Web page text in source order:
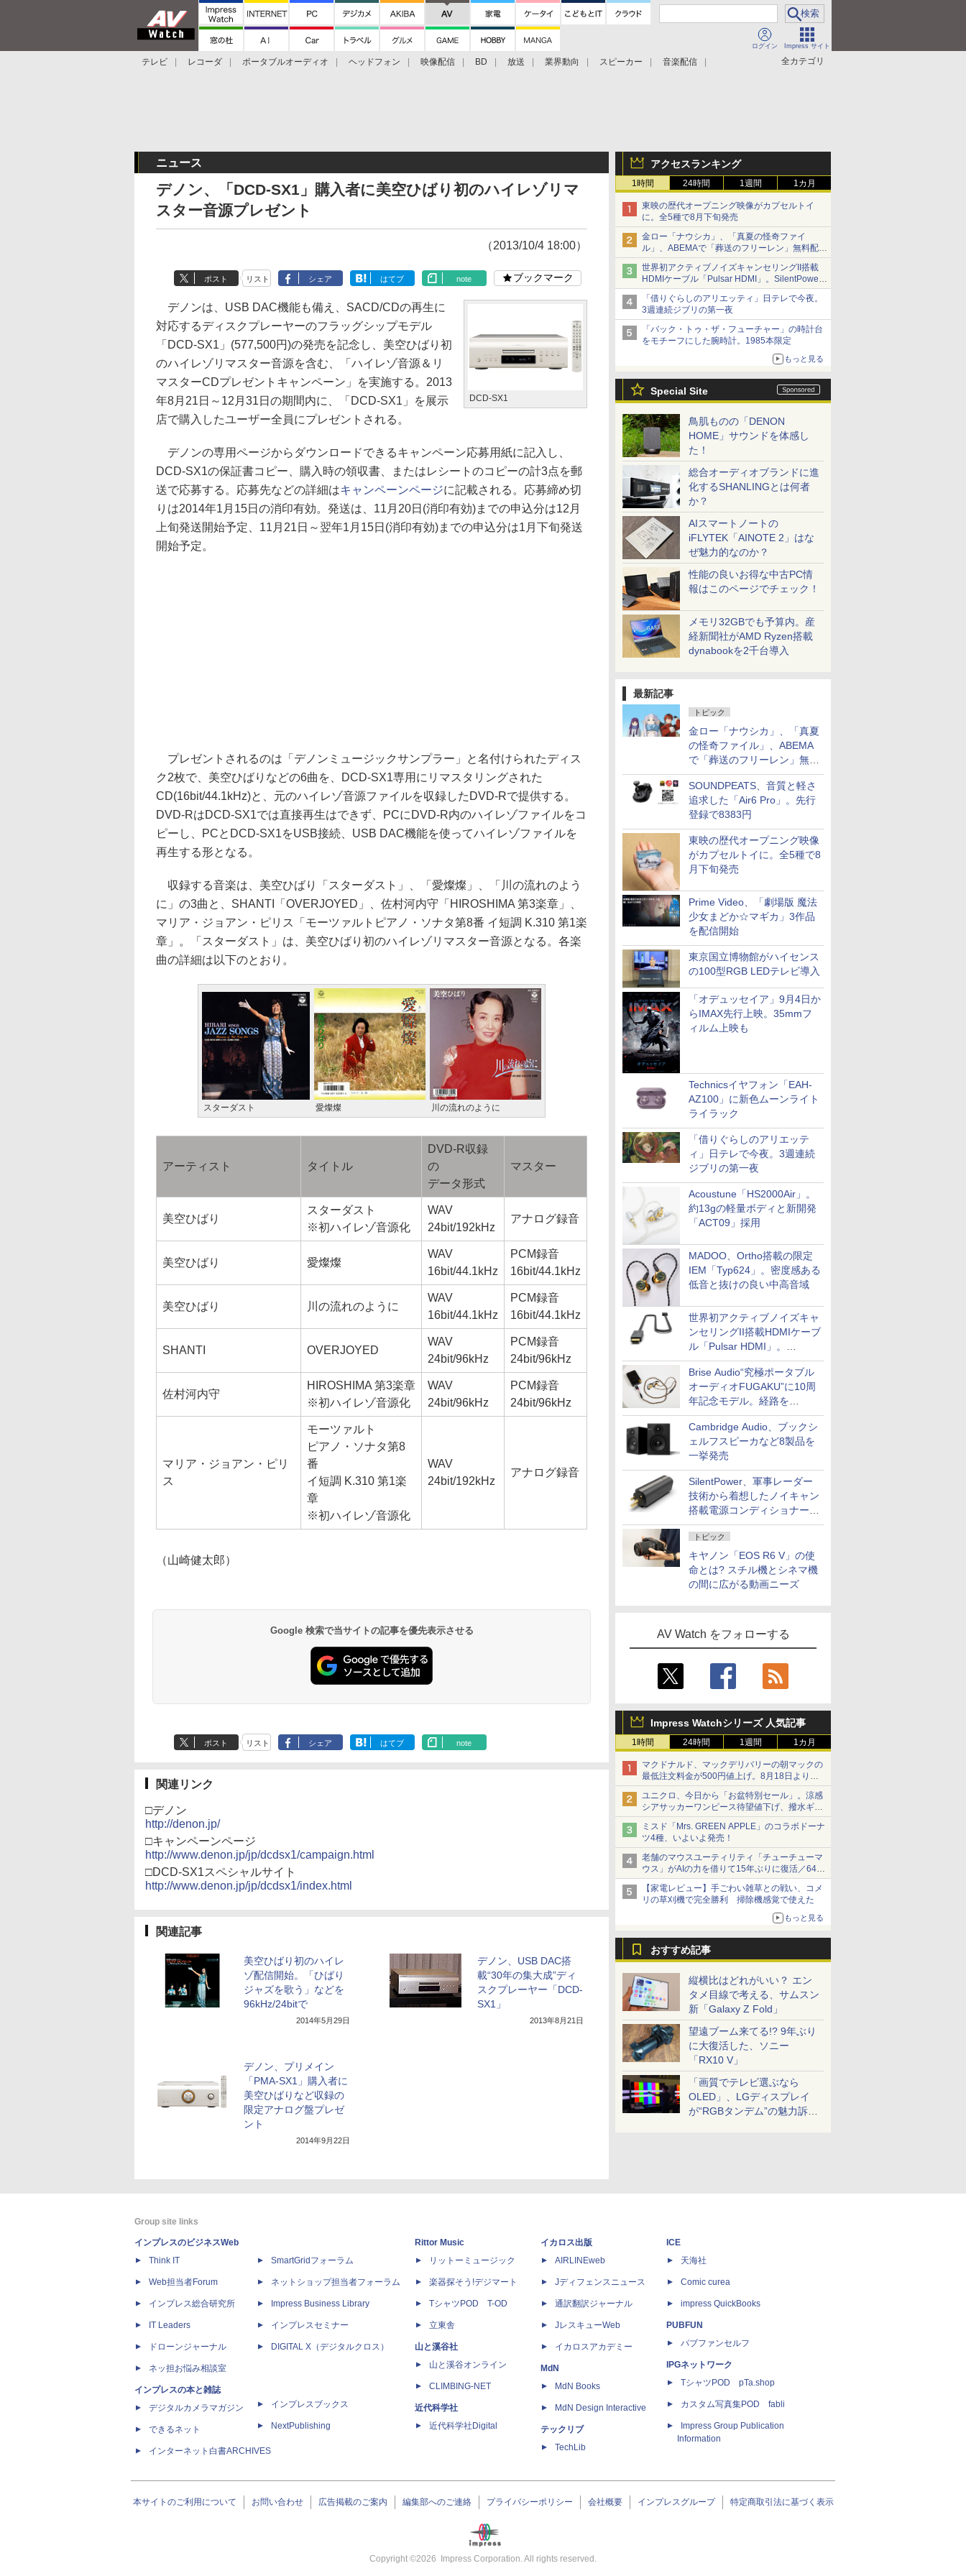
ログイン Impress サイト
全カテゴリ
テレビ レコーダ ポータブルオーディオ ヘッドフォン 映像配信 BD 放送 業界動向 スピーカー
音楽配信
アクセスランキング
1時間 24時間 1週間 1カ月
東映の歴代オープニング映像がカプセルトイ
に。全5種で8月下旬発売
金ロー「ナウシカ」、「真夏の怪奇ファイ
ル」、ABEMAで「葬送のフリーレン」無料配信
など。夏の特番・配信情報
世界初アクティブノイズキャンセリングII搭載
HDMIケーブル「Pulsar HDMI」。SilentPower
から
「借りぐらしのアリエッティ」日テレで今夜。
3週連続ジブリの第一夜
「バック・トゥ・ザ・フューチャー」の時計台
をモチーフにした腕時計。1985本限定
もっと見る
Special Site
鳥肌ものの「DENON
HOME」サウンドを体感し
た！
総合オーディオブランドに進
化するSHANLINGとは何者
か？
AIスマートノートの
iFLYTEK「AINOTE 2」はな
ぜ魅力的なのか？
性能の良いお得な中古PC情
報はこのページでチェック！
メモリ32GBでも予算内。産
経新聞社がAMD Ryzen搭載
dynabookを2千台導入
最新記事
トピック
金ロー「ナウシカ」、「真夏
の怪奇ファイル」、ABEMA
で「葬送のフリーレン」無料
配信など。夏の特番・配信情
報
SOUNDPEATS、音質と軽さ
追求した「Air6 Pro」。先行
登録で8383円
東映の歴代オープニング映像
がカプセルトイに。全5種で8
月下旬発売
Prime Video、「劇場版 魔法
少女まどか☆マギカ」3作品
を配信開始
東京国立博物館がハイセンス
の100型RGB LEDテレビ導入
「オデュッセイア」9月4日か
らIMAX先行上映。35mmフ
ィルム上映も
Technicsイヤフォン「EAH-
AZ100」に新色ムーンライト
ライラック
「借りぐらしのアリエッテ
ィ」日テレで今夜。3週連続
ジブリの第一夜
Acoustune「HS2000Air」。
約13gの軽量ボディと新開発
「ACT09」採用
MADOO、Ortho搭載の限定
IEM「Typ624」。密度感ある
低音と抜けの良い中高音域
世界初アクティブノイズキャ
ンセリングII搭載HDMIケーブ
ル「Pulsar HDMI」。
SilentPowerから
Brise Audio“究極ポータブル
オーディオFUGAKU”に10周
年記念モデル。経路を
NISHIKIで統一。400万円
Cambridge Audio、ブックシ
ェルフスピーカなど8製品を
一挙発売
SilentPower、軍事レーダー
技術から着想したノイキャン
搭載電源コンディショナー
「AC iPurifier2」
トピック
キヤノン「EOS R6 V」の使
命とは? スチル機とシネマ機
の間に広がる動画ニーズ
AV Watch をフォローする
Impress Watchシリーズ 人気記事
1時間 24時間 1週間 1カ月
マクドナルド、マックデリバリーの朝マックの
最低注文料金が500円値上げ。8月18日より
1,500円から受付
ユニクロ、今日から「お盆特別セール」。涼感
シアサッカーワンピース待望値下げ、撥水ギア
ショーツは1990円に
ミスド「Mrs. GREEN APPLE」のコラボドーナ
ツ4種、いよいよ発売！
老舗のマウスユーティリティ「チューチューマ
ウス」がAIの力を借りて15年ぶりに復活／64bit
化、Windows 10/11、「Chrome」も走り回
る。復活記念で2026年末まで500円
【家電レビュー】手ごわい雑草との戦い、コメ
リの草刈機で完全勝利 掃除機感覚で使えた
もっと見る
おすすめ記事
縦横比はどれがいい？ エン
タメ目線で考える、サムスン
新「Galaxy Z Fold」
望遠ブーム来てる!? 9年ぶり
に大復活した、ソニー
「RX10 V」
「画質でテレビ選ぶなら
OLED」、LGディスプレイ
が“RGBタンデム”の魅力訴
ニュース
デノン、「DCD-SX1」購入者に美空ひばり初のハイレゾリマ
スター音源プレゼント
（2013/10/4 18:00）
ポスト リスト シェア はてブ note ブックマーク
DCD-SX1
デノンは、USB DAC機能も備え、SACD/CDの再生に
対応するディスクプレーヤーのフラッグシップモデル
「DCD-SX1」(577,500円)の発売を記念し、美空ひばり初
のハイレゾリマスター音源を含む、「ハイレゾ音源＆リ
マスターCDプレゼントキャンペーン」を実施する。2013
年8月21日～12月31日の期間内に、「DCD-SX1」を展示
店で購入したユーザー全員にプレゼントされる。
デノンの専用ページからダウンロードできるキャンペーン応募用紙に記入し、
DCD-SX1の保証書コピー、購入時の領収書、またはレシートのコピーの計3点を郵
送で応募する。応募先などの詳細はキャンペーンページに記載される。応募締め切
りは2014年1月15日の消印有効。発送は、11月20日(消印有効)までの申込分は12月
上旬発送開始予定、11月21日～翌年1月15日(消印有効)までの申込分は1月下旬発送
開始予定。
プレゼントされるのは「デノンミュージックサンプラー」と名付けられたディス
ク2枚で、美空ひばりなどの6曲を、DCD-SX1専用にリマスタリングされた
CD(16bit/44.1kHz)と、元のハイレゾ音源ファイルを収録したDVD-Rで提供する。
DVD-RはDCD-SX1では直接再生はできず、PCにDVD-R内のハイレゾファイルをコ
ピーし、PCとDCD-SX1をUSB接続、USB DAC機能を使ってハイレゾファイルを
再生する形となる。
収録する音楽は、美空ひばり「スターダスト」、「愛燦燦」、「川の流れのよう
に」の3曲と、SHANTI「OVERJOYED」、佐村河内守「HIROSHIMA 第3楽章」、
マリア・ジョアン・ピリス「モーツァルトピアノ・ソナタ第8番 イ短調 K.310 第1楽
章」。「スターダスト」は、美空ひばり初のハイレゾリマスター音源となる。各楽
曲の詳細は以下のとおり。
スターダスト 愛燦燦 川の流れのように
アーティスト タイトル
DVD-R収録
の
データ形式
マスター
美空ひばり
スターダスト
※初ハイレゾ音源化
WAV
24bit/192kHz
アナログ録音
美空ひばり 愛燦燦
WAV
16bit/44.1kHz
PCM録音
16bit/44.1kHz
美空ひばり 川の流れのように
WAV
16bit/44.1kHz
PCM録音
16bit/44.1kHz
SHANTI OVERJOYED
WAV
24bit/96kHz
PCM録音
24bit/96kHz
佐村河内守
HIROSHIMA 第3楽章
※初ハイレゾ音源化
WAV
24bit/96kHz
PCM録音
24bit/96kHz
マリア・ジョアン・ピリ
ス
モーツァルト
ピアノ・ソナタ第8
番
イ短調 K.310 第1楽
章
※初ハイレゾ音源化
WAV
24bit/192kHz
アナログ録音
（山崎健太郎）
Google 検索で当サイトの記事を優先表示させる
ポスト リスト シェア はてブ note
関連リンク
□デノン
http://denon.jp/
□キャンペーンページ
http://www.denon.jp/jp/dcdsx1/campaign.html
□DCD-SX1スペシャルサイト
http://www.denon.jp/jp/dcdsx1/index.html
関連記事
美空ひばり初のハイレ
ゾ配信開始。「ひばり
ジャズを歌う」などを
96kHz/24bitで
2014年5月29日
デノン、USB DAC搭
載“30年の集大成”ディ
スクプレーヤー「DCD-
SX1」
2013年8月21日
デノン、プリメイン
「PMA-SX1」購入者に
美空ひばりなど収録の
限定アナログ盤プレゼ
ント
2014年9月22日
Group site links
インプレスのビジネスWeb
Think IT
Web担当者Forum
インプレス総合研究所
IT Leaders
ドローンジャーナル
ネッ担お悩み相談室
インプレスの本と雑誌
デジタルカメラマガジン
できるネット
インターネット白書ARCHIVES
SmartGridフォーラム
ネットショップ担当者フォーラム
Impress Business Library
インプレスセミナー
DIGITAL X（デジタルクロス）
インプレスブックス
NextPublishing
Rittor Music
リットーミュージック
楽器探そう!デジマート
TシャツPOD T-OD
立東舎
山と溪谷社
山と溪谷オンライン
CLIMBING-NET
近代科学社
近代科学社Digital
イカロス出版
AIRLINEweb
Jディフェンスニュース
通訳翻訳ジャーナル
JレスキューWeb
イカロスアカデミー
MdN
MdN Books
MdN Design Interactive
テックリブ
TechLib
ICE
天海社
Comic curea
impress QuickBooks
PUBFUN
パブファンセルフ
IPGネットワーク
TシャツPOD pTa.shop
カスタム写真集POD fabli
Impress Group Publication
Information
本サイトのご利用について お問い合わせ 広告掲載のご案内 編集部へのご連絡 プライバシーポリシー 会社概要 インプレスグループ 特定商取引法に基づく表示
Copyright ©2026 Impress Corporation. All rights reserved.